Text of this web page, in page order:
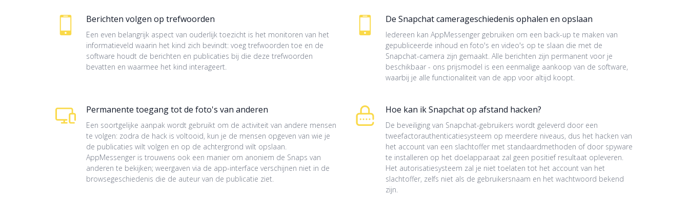
Berichten volgen op trefwoorden
Een even belangrijk aspect van ouderlijk toezicht is het monitoren van het
informatieveld waarin het kind zich bevindt: voeg trefwoorden toe en de
software houdt de berichten en publicaties bij die deze trefwoorden
bevatten en waarmee het kind interageert.
De Snapchat camerageschiedenis ophalen en opslaan
Iedereen kan AppMessenger gebruiken om een back-up te maken van
gepubliceerde inhoud en foto's en video's op te slaan die met de
Snapchat-camera zijn gemaakt. Alle berichten zijn permanent voor je
beschikbaar - ons prijsmodel is een eenmalige aankoop van de software,
waarbij je alle functionaliteit van de app voor altijd koopt.
Permanente toegang tot de foto's van anderen
Een soortgelijke aanpak wordt gebruikt om de activiteit van andere mensen
te volgen: zodra de hack is voltooid, kun je de mensen opgeven van wie je
de publicaties wilt volgen en op de achtergrond wilt opslaan.
AppMessenger is trouwens ook een manier om anoniem de Snaps van
anderen te bekijken; weergaven via de app-interface verschijnen niet in de
browsegeschiedenis die de auteur van de publicatie ziet.
Hoe kan ik Snapchat op afstand hacken?
De beveiliging van Snapchat-gebruikers wordt geleverd door een
tweefactorauthenticatiesysteem op meerdere niveaus, dus het hacken van
het account van een slachtoffer met standaardmethoden of door spyware
te installeren op het doelapparaat zal geen positief resultaat opleveren.
Het autorisatiesysteem zal je niet toelaten tot het account van het
slachtoffer, zelfs niet als de gebruikersnaam en het wachtwoord bekend
zijn.